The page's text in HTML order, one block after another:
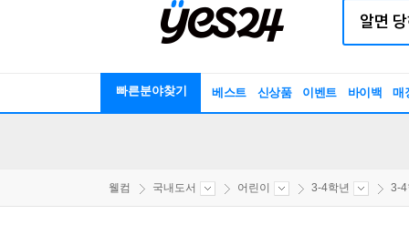
빠른분야찾기 베스트 신상품 이벤트 바이백 매
웰컴 국내도서 어린이 3-4학년 3-4